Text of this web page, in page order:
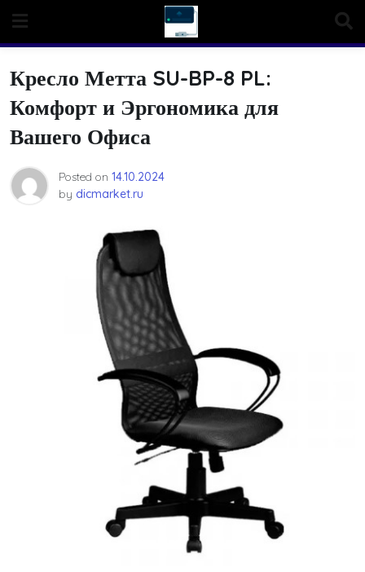
content
Кресло Метта SU-BP-8 PL:
Комфорт и Эргономика для
Вашего Офиса
Posted on 14.10.2024
by dicmarket.ru